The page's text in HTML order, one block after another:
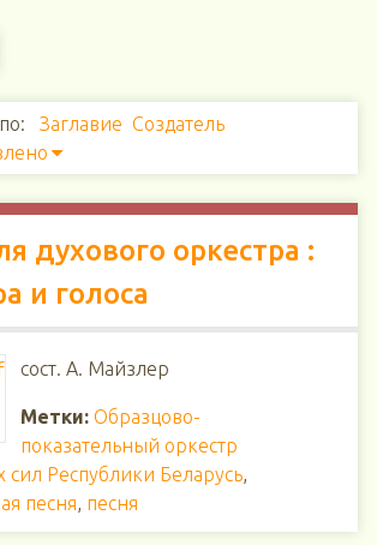
Заглавие Создатель
духового оркестра :
и голоса
сост. А. Майзлер
Метки: Образцово-
показательный оркестр
Республики Беларусь,
песня, песня